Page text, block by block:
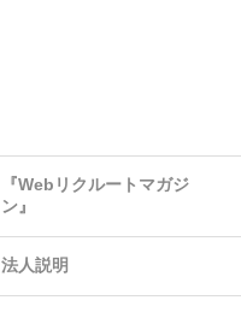
『Webリクルートマガジ
ン』
法人説明